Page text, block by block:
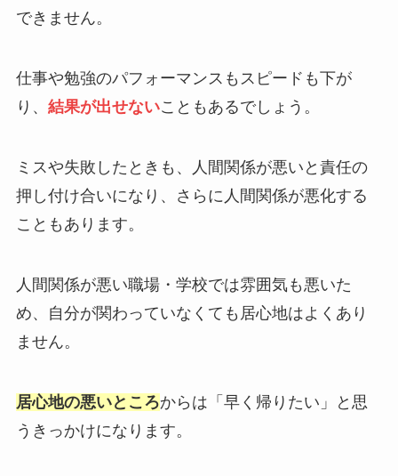
できません。
仕事や勉強のパフォーマンスもスピードも下が
り、 結果が出せないこともあるでしょう。
ミスや失敗したときも、人間関係が悪いと責任の
押し付け合いになり、さらに人間関係が悪化する
こともあります。
人間関係が悪い職場・学校では雰囲気も悪いた
め、自分が関わっていなくても居心地はよくあり
ません。
居心地の悪いところからは「早く帰りたい」と思
うきっかけになります。